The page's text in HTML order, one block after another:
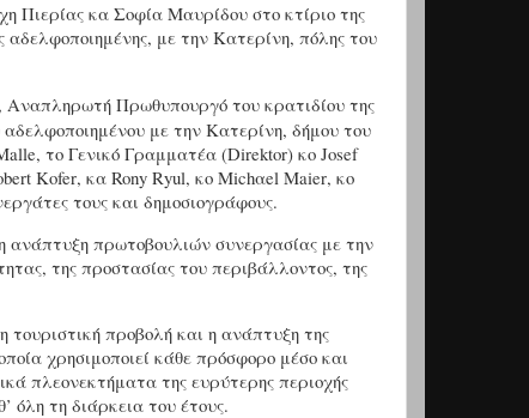
Πιερίας κα Σοφία Μαυρίδου στο κτίριο της
με την Κατερίνη, πόλης του
Αναπληρωτή Πρωθυπουργό του κρατιδίου της
με την Κατερίνη, δήμου του
, το Γενικό Γραμματέα (Direktor) κο Josef
Kofer, κα Rony Ryul, κο Michαel Maier, κο
τους και δημοσιογράφους.
ανάπτυξη πρωτοβουλιών συνεργασίας με την
της προστασίας του περιβάλλοντος, της
προβολή και η ανάπτυξη της
χρησιμοποιεί κάθε πρόσφορο μέσο και
πλεονεκτήματα της ευρύτερης περιοχής
όλη τη διάρκεια του έτους.